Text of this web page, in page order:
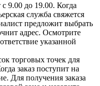
с 9.00 до 19.00. Когда
служба свяжется
предложит выбрать
адрес. Осмотрите
указанной
торговых точек для
заказ поступит на
Для получения заказа